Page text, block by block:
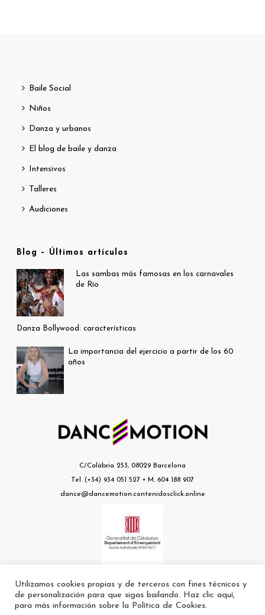
Baile Social
Niños
Danza y urbanos
El blog de baile y danza
Intensivos
Talleres
Audiciones
Blog – Últimos artículos
Las sambas más famosas en los carnavales
de Río
Danza Bollywood: características
La importancia del ejercicio a partir de los 60
años
C/Calàbria 253, 08029 Barcelona
Tel. (+34) 934 051 527 • M. 604 188 907
dance@dancemotion.contenidosclick.online
Escuela nº a8074677 autorizada por el Departament d’Ensenyament de la
Generalitat
Utilizamos cookies propias y de terceros con fines técnicos y
de personalización para que sigas bailando. Haz clic aquí,
para más información sobre la Política de Cookies.